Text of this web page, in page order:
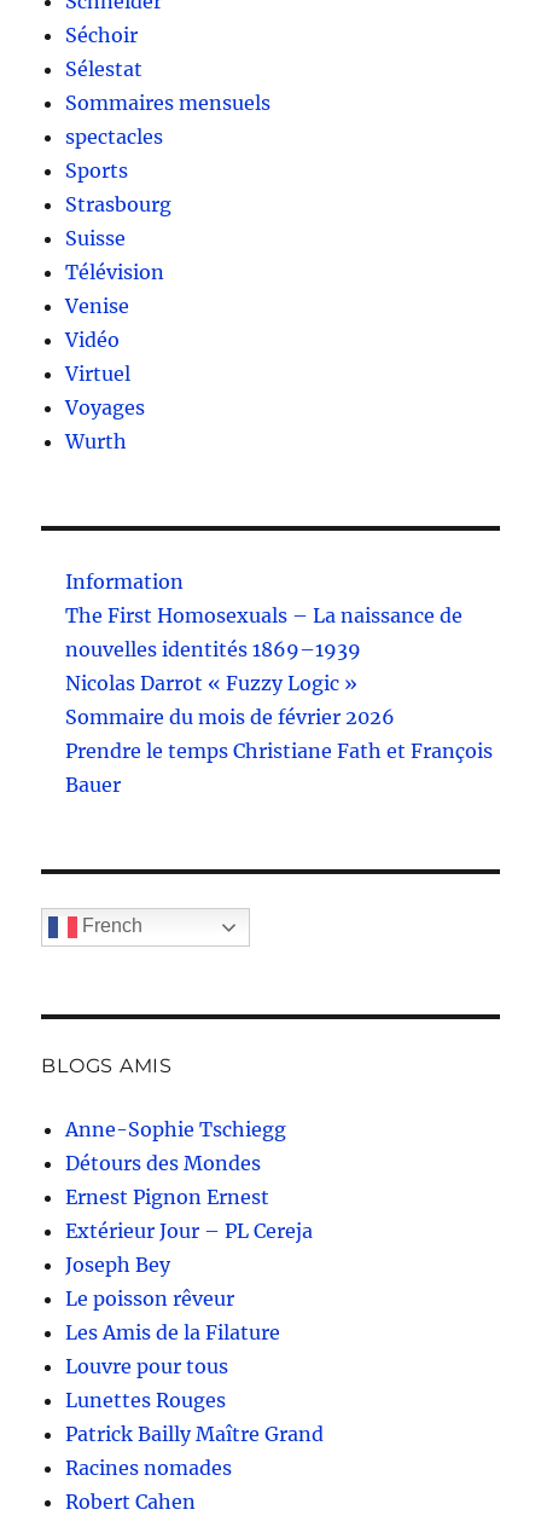
Séchoir
Sélestat
Sommaires mensuels
spectacles
Sports
Strasbourg
Suisse
Télévision
Venise
Vidéo
Virtuel
Voyages
Wurth
Information
The First Homosexuals – La naissance de
nouvelles identités 1869–1939
Nicolas Darrot « Fuzzy Logic »
Sommaire du mois de février 2026
Prendre le temps Christiane Fath et François
Bauer
French
BLOGS AMIS
Anne-Sophie Tschiegg
Détours des Mondes
Ernest Pignon Ernest
Extérieur Jour – PL Cereja
Joseph Bey
Le poisson rêveur
Les Amis de la Filature
Louvre pour tous
Lunettes Rouges
Patrick Bailly Maître Grand
Racines nomades
Robert Cahen